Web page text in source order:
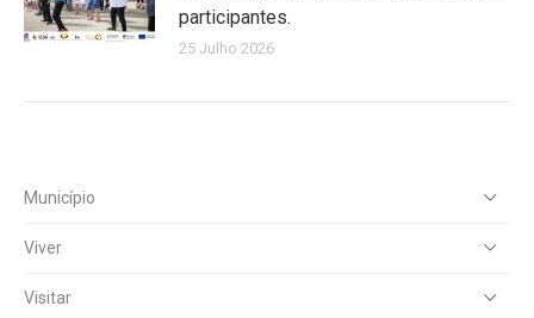
participantes.
25 Julho 2026
Município
Viver
Visitar